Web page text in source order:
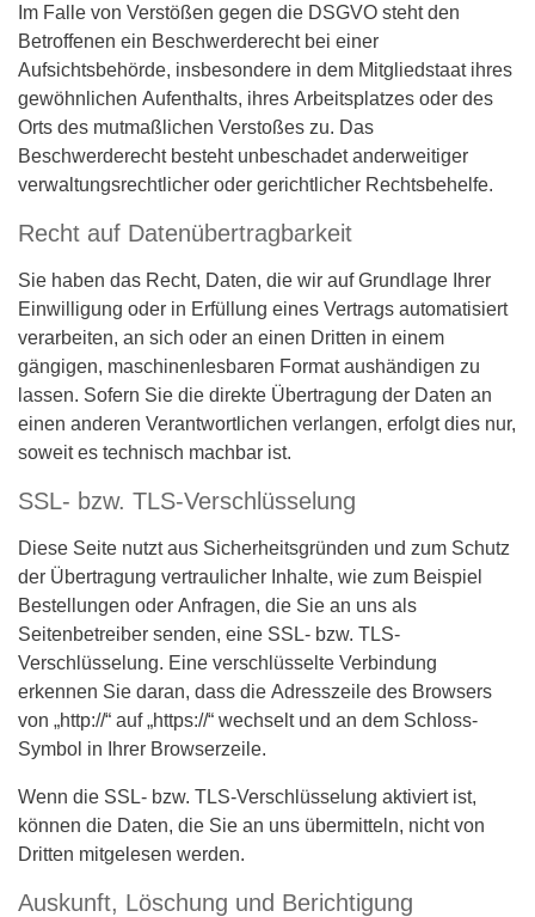
Im Falle von Verstößen gegen die DSGVO steht den
Betroffenen ein Beschwerderecht bei einer
Aufsichtsbehörde, insbesondere in dem Mitgliedstaat ihres
gewöhnlichen Aufenthalts, ihres Arbeitsplatzes oder des
Orts des mutmaßlichen Verstoßes zu. Das
Beschwerderecht besteht unbeschadet anderweitiger
verwaltungsrechtlicher oder gerichtlicher Rechtsbehelfe.
Recht auf Datenübertragbarkeit
Sie haben das Recht, Daten, die wir auf Grundlage Ihrer
Einwilligung oder in Erfüllung eines Vertrags automatisiert
verarbeiten, an sich oder an einen Dritten in einem
gängigen, maschinenlesbaren Format aushändigen zu
lassen. Sofern Sie die direkte Übertragung der Daten an
einen anderen Verantwortlichen verlangen, erfolgt dies nur,
soweit es technisch machbar ist.
SSL- bzw. TLS-Verschlüsselung
Diese Seite nutzt aus Sicherheitsgründen und zum Schutz
der Übertragung vertraulicher Inhalte, wie zum Beispiel
Bestellungen oder Anfragen, die Sie an uns als
Seitenbetreiber senden, eine SSL- bzw. TLS-
Verschlüsselung. Eine verschlüsselte Verbindung
erkennen Sie daran, dass die Adresszeile des Browsers
von „http://“ auf „https://“ wechselt und an dem Schloss-
Symbol in Ihrer Browserzeile.
Wenn die SSL- bzw. TLS-Verschlüsselung aktiviert ist,
können die Daten, die Sie an uns übermitteln, nicht von
Dritten mitgelesen werden.
Auskunft, Löschung und Berichtigung